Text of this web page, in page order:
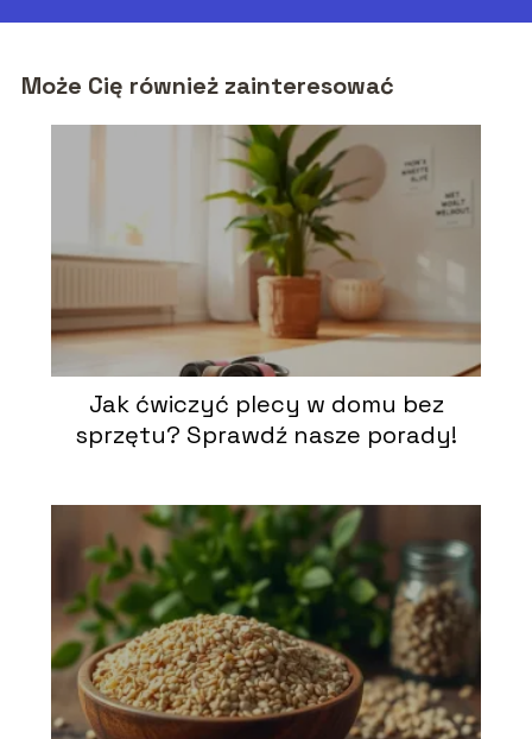
Może Cię również zainteresować
Jak ćwiczyć plecy w domu bez
sprzętu? Sprawdź nasze porady!